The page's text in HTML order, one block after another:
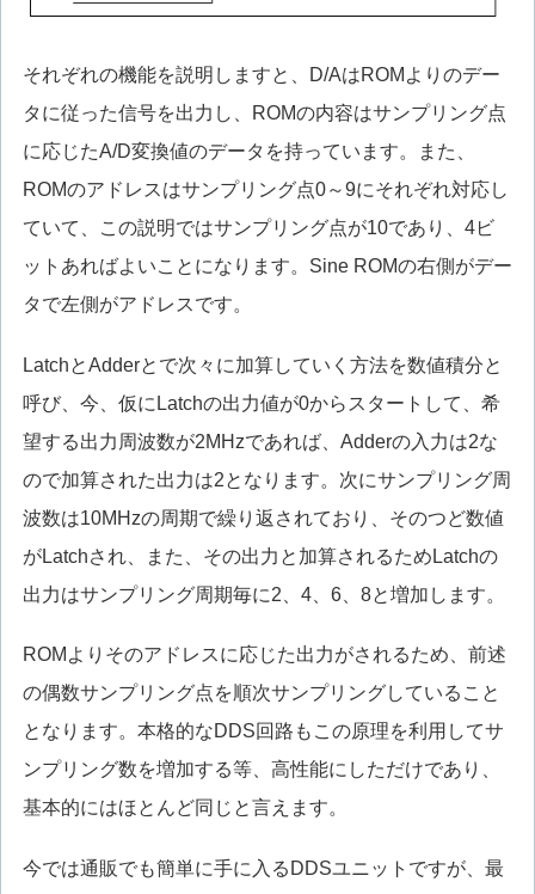
それぞれの機能を説明しますと、D/AはROMよりのデー
タに従った信号を出力し、ROMの内容はサンプリング点
に応じたA/D変換値のデータを持っています。また、
ROMのアドレスはサンプリング点0～9にそれぞれ対応し
ていて、この説明ではサンプリング点が10であり、4ビ
ットあればよいことになります。Sine ROMの右側がデー
タで左側がアドレスです。
LatchとAdderとで次々に加算していく方法を数値積分と
呼び、今、仮にLatchの出力値が0からスタートして、希
望する出力周波数が2MHzであれば、Adderの入力は2な
ので加算された出力は2となります。次にサンプリング周
波数は10MHzの周期で繰り返されており、そのつど数値
がLatchされ、また、その出力と加算されるためLatchの
出力はサンプリング周期毎に2、4、6、8と増加します。
ROMよりそのアドレスに応じた出力がされるため、前述
の偶数サンプリング点を順次サンプリングしていること
となります。本格的なDDS回路もこの原理を利用してサ
ンプリング数を増加する等、高性能にしただけであり、
基本的にはほとんど同じと言えます。
今では通販でも簡単に手に入るDDSユニットですが、最